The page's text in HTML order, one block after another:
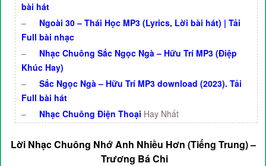
bài hát
–
Ngoài 30 – Thái Học MP3 (Lyrics, Lời bài hát) | Tải
Full bài nhạc
–
Nhạc Chuông Sắc Ngọc Ngà – Hữu Trí MP3 (Điệp
Khúc Hay)
–
Sắc Ngọc Ngà – Hữu Trí MP3 download (2023). Tải
Full bài hát
–
Nhạc Chuông Điện Thoại Hay Nhất
Lời Nhạc Chuông Nhớ Anh Nhiều Hơn (Tiếng Trung) –
Trương Bá Chi